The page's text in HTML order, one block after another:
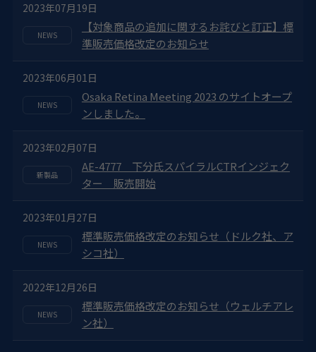
2023年07月19日
【対象商品の追加に関するお詫びと訂正】標
準販売価格改定のお知らせ
2023年06月01日
Osaka Retina Meeting 2023 のサイトオープ
ンしました。
2023年02月07日
AE-4777 下分氏スパイラルCTRインジェク
ター 販売開始
2023年01月27日
標準販売価格改定のお知らせ（ドルク社、ア
シコ社）
2022年12月26日
標準販売価格改定のお知らせ（ウェルチアレ
ン社）